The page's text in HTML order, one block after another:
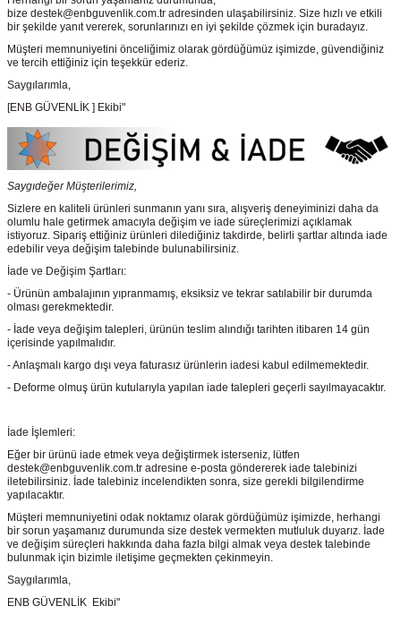
bize destek@enbguvenlik.com.tr adresinden ulaşabilirsiniz. Size hızlı ve etkili
bir şekilde yanıt vererek, sorunlarınızı en iyi şekilde çözmek için buradayız.
Müşteri memnuniyetini önceliğimiz olarak gördüğümüz işimizde, güvendiğiniz
ve tercih ettiğiniz için teşekkür ederiz.
Saygılarımla,
[ENB GÜVENLİK ] Ekibi"
Saygıdeğer Müşterilerimiz,
Sizlere en kaliteli ürünleri sunmanın yanı sıra, alışveriş deneyiminizi daha da
olumlu hale getirmek amacıyla değişim ve iade süreçlerimizi açıklamak
istiyoruz. Sipariş ettiğiniz ürünleri dilediğiniz takdirde, belirli şartlar altında iade
edebilir veya değişim talebinde bulunabilirsiniz.
İade ve Değişim Şartları:
- Ürünün ambalajının yıpranmamış, eksiksiz ve tekrar satılabilir bir durumda
olması gerekmektedir.
- İade veya değişim talepleri, ürünün teslim alındığı tarihten itibaren 14 gün
içerisinde yapılmalıdır.
- Anlaşmalı kargo dışı veya faturasız ürünlerin iadesi kabul edilmemektedir.
- Deforme olmuş ürün kutularıyla yapılan iade talepleri geçerli sayılmayacaktır.
İade İşlemleri:
Eğer bir ürünü iade etmek veya değiştirmek isterseniz, lütfen
destek@enbguvenlik.com.tr adresine e-posta göndererek iade talebinizi
iletebilirsiniz. İade talebiniz incelendikten sonra, size gerekli bilgilendirme
yapılacaktır.
Müşteri memnuniyetini odak noktamız olarak gördüğümüz işimizde, herhangi
bir sorun yaşamanız durumunda size destek vermekten mutluluk duyarız. İade
ve değişim süreçleri hakkında daha fazla bilgi almak veya destek talebinde
bulunmak için bizimle iletişime geçmekten çekinmeyin.
Saygılarımla,
ENB GÜVENLİK Ekibi"